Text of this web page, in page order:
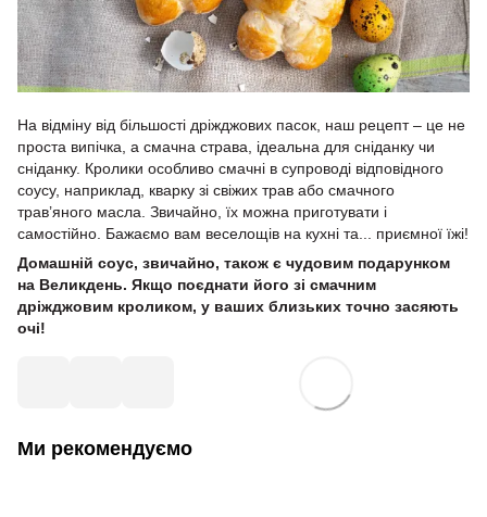
На відміну від більшості дріжджових пасок, наш рецепт – це не
проста випічка, а смачна страва, ідеальна для сніданку чи
сніданку. Кролики особливо смачні в супроводі відповідного
соусу, наприклад, кварку зі свіжих трав або смачного
трав’яного масла. Звичайно, їх можна приготувати і
самостійно. Бажаємо вам веселощів на кухні та... приємної їжі!
Домашній соус, звичайно, також є чудовим подарунком
на Великдень. Якщо поєднати його зі смачним
дріжджовим кроликом, у ваших близьких точно засяють
очі!
Ми рекомендуємо